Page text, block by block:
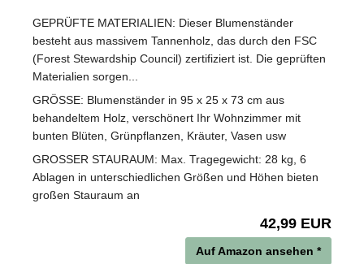
GEPRÜFTE MATERIALIEN: Dieser Blumenständer
besteht aus massivem Tannenholz, das durch den FSC
(Forest Stewardship Council) zertifiziert ist. Die geprüften
Materialien sorgen...
GRÖSSE: Blumenständer in 95 x 25 x 73 cm aus
behandeltem Holz, verschönert Ihr Wohnzimmer mit
bunten Blüten, Grünpflanzen, Kräuter, Vasen usw
GROSSER STAURAUM: Max. Tragegewicht: 28 kg, 6
Ablagen in unterschiedlichen Größen und Höhen bieten
großen Stauraum an
42,99 EUR
Auf Amazon ansehen *